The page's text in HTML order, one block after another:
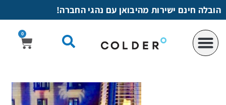
לתוכן
הובלה חינם ישירות מהיבואן עם נהגי החברה!
0